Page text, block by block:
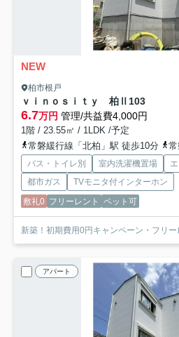
NEW
柏市根戸
ｖｉｎｏｓｉｔｙ 柏Ⅱ 103
6.7万円 管理/共益費4,000円
1階 / 23.55㎡ / 1LDK /予定
常磐緩行線「北柏」駅 徒歩10分
バス・トイレ別 室内洗濯機置場
都市ガス
TVモニタ付インターホン
敷礼0 フリーレント ペット可
新築！初期費用0円キャンペーン・フリー
アパート